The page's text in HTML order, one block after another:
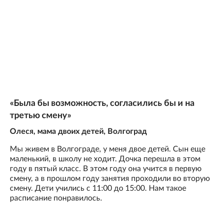
«Была бы возможность, согласились бы и на
третью смену»
Олеся, мама двоих детей, Волгоград
Мы живем в Волгограде, у меня двое детей. Сын еще
маленький, в школу не ходит. Дочка перешла в этом
году в пятый класс. В этом году она учится в первую
смену, а в прошлом году занятия проходили во вторую
смену. Дети учились с 11:00 до 15:00. Нам такое
расписание понравилось.